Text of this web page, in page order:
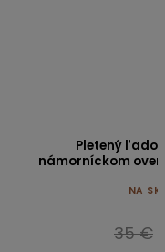
Pletený
námorníckom
NA
35 €